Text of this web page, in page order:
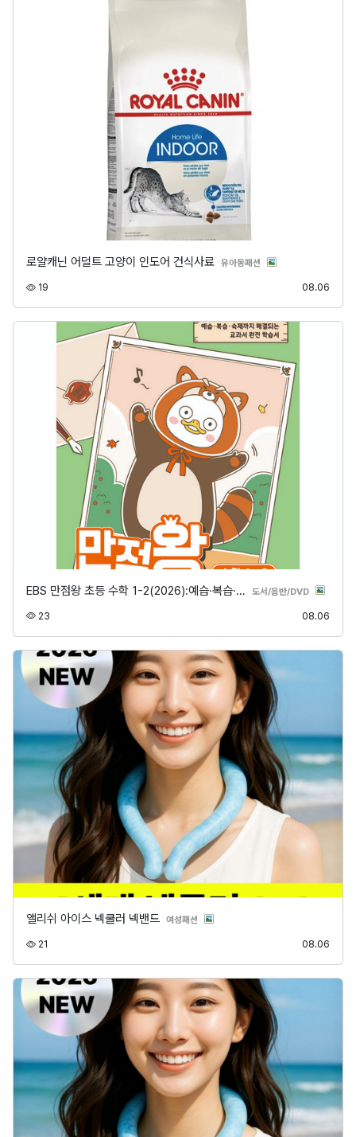
로얄캐닌 어덜트 고양이 인도어 건식사료 유아동패션 분류
19 08.06
EBS 만점왕 초등 수학 1-2(2026):예습·복습·… 도서/음반/DVD분류
23 08.06
앨리쉬 아이스 넥쿨러 넥밴드 여성패션 분류
21 08.06